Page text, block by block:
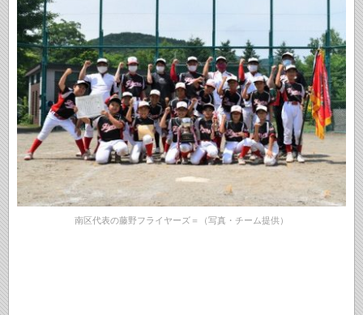
南区代表の藤野フライヤーズ＝（写真・チーム提供）